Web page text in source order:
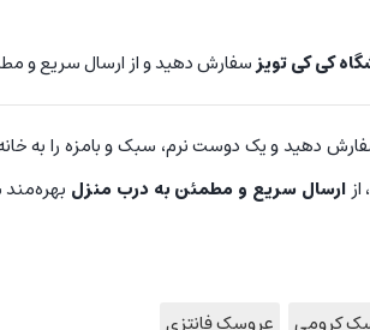
کی کی تویزسفارش دهید و از ارسال سریع و
دهید و یک دوست نرم، سبک و بامزه را به
ازارسال سریع و مطمئن به درب منزل
کرومی عروسک فانتزی